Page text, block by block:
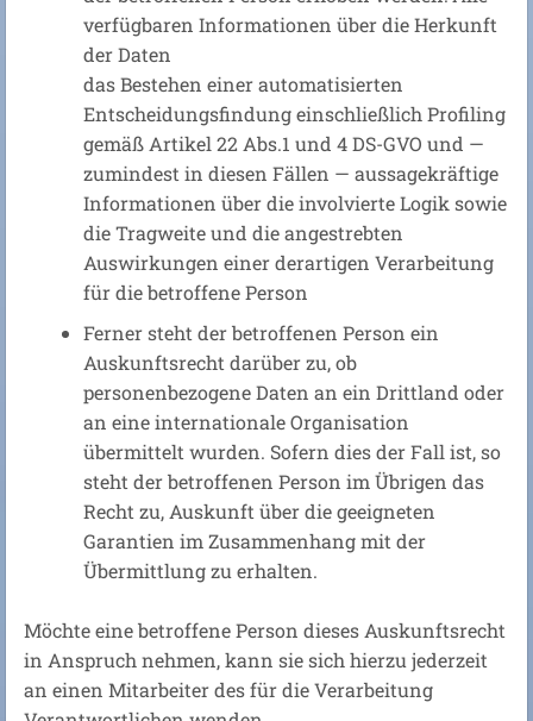
verfügbaren Informationen über die Herkunft
der Daten
das Bestehen einer automatisierten
Entscheidungsfindung einschließlich Profiling
gemäß Artikel 22 Abs.1 und 4 DS-GVO und —
zumindest in diesen Fällen — aussagekräftige
Informationen über die involvierte Logik sowie
die Tragweite und die angestrebten
Auswirkungen einer derartigen Verarbeitung
für die betroffene Person
Ferner steht der betroffenen Person ein
Auskunftsrecht darüber zu, ob
personenbezogene Daten an ein Drittland oder
an eine internationale Organisation
übermittelt wurden. Sofern dies der Fall ist, so
steht der betroffenen Person im Übrigen das
Recht zu, Auskunft über die geeigneten
Garantien im Zusammenhang mit der
Übermittlung zu erhalten.
Möchte eine betroffene Person dieses Auskunftsrecht
in Anspruch nehmen, kann sie sich hierzu jederzeit
an einen Mitarbeiter des für die Verarbeitung